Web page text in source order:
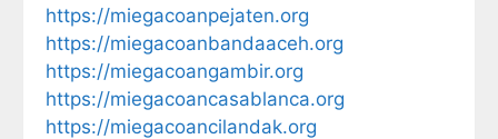
https://miegacoanpejaten.org
https://miegacoanbandaaceh.org
https://miegacoangambir.org
https://miegacoancasablanca.org
https://miegacoancilandak.org